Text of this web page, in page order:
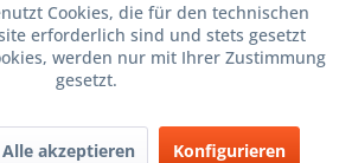
Cookies, die für den technischen
erforderlich sind und stets gesetzt
werden nur mit Ihrer Zustimmung
gesetzt.
Alle akzeptieren Konfigurieren